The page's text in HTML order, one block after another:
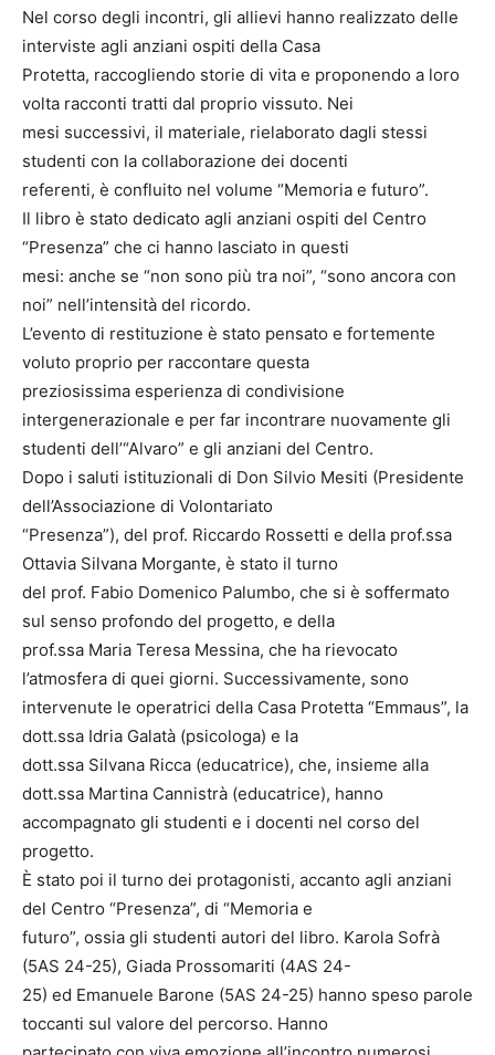
Nel corso degli incontri, gli allievi hanno realizzato delle
interviste agli anziani ospiti della Casa
Protetta, raccogliendo storie di vita e proponendo a loro
volta racconti tratti dal proprio vissuto. Nei
mesi successivi, il materiale, rielaborato dagli stessi
studenti con la collaborazione dei docenti
referenti, è confluito nel volume “Memoria e futuro”.
Il libro è stato dedicato agli anziani ospiti del Centro
“Presenza” che ci hanno lasciato in questi
mesi: anche se “non sono più tra noi”, “sono ancora con
noi” nell’intensità del ricordo.
L’evento di restituzione è stato pensato e fortemente
voluto proprio per raccontare questa
preziosissima esperienza di condivisione
intergenerazionale e per far incontrare nuovamente gli
studenti dell’“Alvaro” e gli anziani del Centro.
Dopo i saluti istituzionali di Don Silvio Mesiti (Presidente
dell’Associazione di Volontariato
“Presenza”), del prof. Riccardo Rossetti e della prof.ssa
Ottavia Silvana Morgante, è stato il turno
del prof. Fabio Domenico Palumbo, che si è soffermato
sul senso profondo del progetto, e della
prof.ssa Maria Teresa Messina, che ha rievocato
l’atmosfera di quei giorni. Successivamente, sono
intervenute le operatrici della Casa Protetta “Emmaus”, la
dott.ssa Idria Galatà (psicologa) e la
dott.ssa Silvana Ricca (educatrice), che, insieme alla
dott.ssa Martina Cannistrà (educatrice), hanno
accompagnato gli studenti e i docenti nel corso del
progetto.
È stato poi il turno dei protagonisti, accanto agli anziani
del Centro “Presenza”, di “Memoria e
futuro”, ossia gli studenti autori del libro. Karola Sofrà
(5AS 24-25), Giada Prossomariti (4AS 24-
25) ed Emanuele Barone (5AS 24-25) hanno speso parole
toccanti sul valore del percorso. Hanno